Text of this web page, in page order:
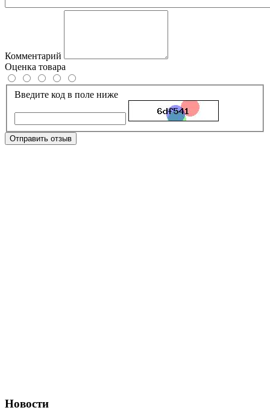
Комментарий
Оценка товара
Введите код в поле ниже
Отправить отзыв
Новости